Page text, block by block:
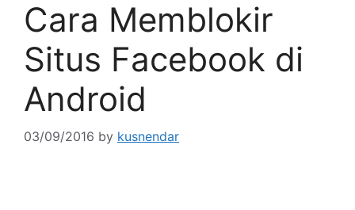
Cara Memblokir
Situs Facebook di
Android
03/09/2016 by kusnendar